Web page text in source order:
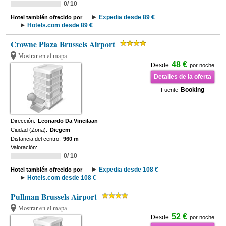
0/ 10
Hotel también ofrecido por
Expedia desde 89 €
Hotels.com desde 89 €
Crowne Plaza Brussels Airport
Mostrar en el mapa
Desde 48 € por noche
Detalles de la oferta
Fuente Booking
Dirección: Leonardo Da Vincilaan
Ciudad (Zona): Diegem
Distancia del centro: 960 m
Valoración:
0/ 10
Hotel también ofrecido por
Expedia desde 108 €
Hotels.com desde 108 €
Pullman Brussels Airport
Mostrar en el mapa
Desde 52 € por noche